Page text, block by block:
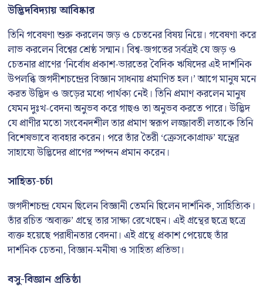
উদ্ভিদবিদ্যায় আবিষ্কার
তিনি গবেষণা শুরু করলেন জড় ও চেতনের বিষয় নিয়ে। গবেষণা করে
লাভ করলেন বিশ্বের শ্রেষ্ঠ সন্মান। বিশ্ব-জগতের সর্বত্রই যে জড় ও
চেতনার প্রাণের ‘নির্বোধ প্রকাশ-ভারতের বৈদিক ঋষিদের এই দার্শনিক
উপলব্ধি জগদীশচন্দ্রের বিজ্ঞান সাধনায় প্রমাণিত হল।’ আগে মানুষ মনে
করত উদ্ভিদ ও জড়ের মধ্যে পার্থক্য নেই। তিনি প্রমাণ করলেন মানুষ
যেমন দুঃখ-বেদনা অনুভব করে গাছও তা অনুভব করতে পারে। উদ্ভিদ
যে প্রাণীর মতো সংবেনদশীল তার প্রমাণ স্বরূপ লজ্জাবতী লতাকে তিনি
বিশেষভাবে ব্যবহার করেন। পরে তাঁর তৈরী ‘ক্রেসকোগ্রাফ’ যন্ত্রের
সাহায্যে উদ্ভিদের প্রাণের স্পন্দন প্রমান করেন।
সাহিত্য-চর্চা
জগদীশচন্দ্র যেমন ছিলেন বিজ্ঞানী তেমনি ছিলেন দার্শনিক, সাহিত্যিক।
তাঁর রচিত ‘অব্যক্ত’ গ্রন্থে তার সাক্ষ্য রেখেছেন। এই গ্রন্থের ছত্রে ছত্রে
ব্যক্ত হয়েছে পরাধীনতার বেদনা। এই গ্রন্থে প্রকাশ পেয়েছে তাঁর
দার্শনিক চেতনা, বিজ্ঞান-মনীষা ও সাহিত্য প্রতিভা।
বসু-বিজ্ঞান প্রতিষ্ঠা